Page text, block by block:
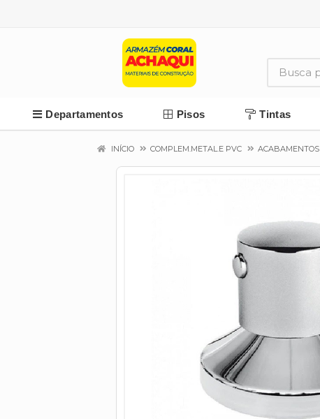
Departamentos Pisos Tintas
INÍCIO COMPLEM.METAL.E PVC ACABAMENTOS